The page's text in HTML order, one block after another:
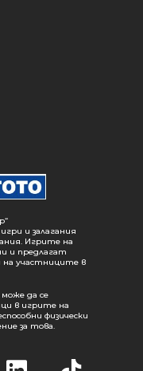
и залагания
Игрите на
и предлагат
на участниците в
да се
в игрите на
физически
за това.